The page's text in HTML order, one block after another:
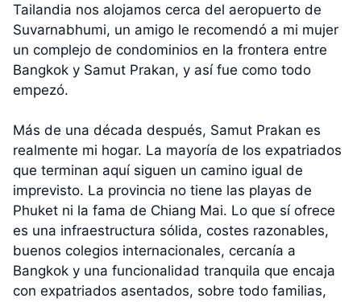
Tailandia nos alojamos cerca del aeropuerto de
Suvarnabhumi, un amigo le recomendó a mi mujer
un complejo de condominios en la frontera entre
Bangkok y Samut Prakan, y así fue como todo
empezó.
Más de una década después, Samut Prakan es
realmente mi hogar. La mayoría de los expatriados
que terminan aquí siguen un camino igual de
imprevisto. La provincia no tiene las playas de
Phuket ni la fama de Chiang Mai. Lo que sí ofrece
es una infraestructura sólida, costes razonables,
buenos colegios internacionales, cercanía a
Bangkok y una funcionalidad tranquila que encaja
con expatriados asentados, sobre todo familias,